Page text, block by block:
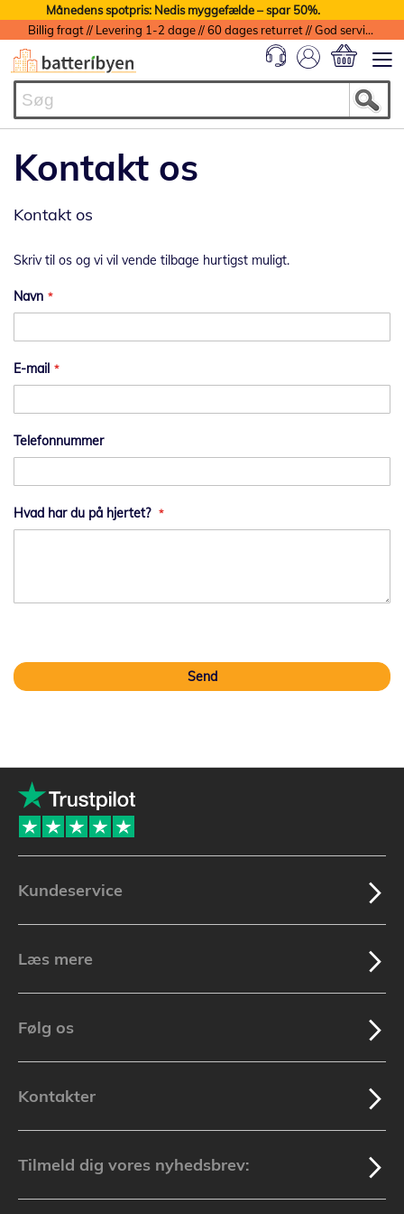
Månedens spotpris: Nedis myggefælde – spar 50%.
Billig fragt // Levering 1-2 dage // 60 dages returret // God service med garanti
Kontakt os
Kontakt os
Skriv til os og vi vil vende tilbage hurtigst muligt.
Navn
E-mail
Telefonnummer
Hvad har du på hjertet?
Send
Kundeservice
Læs mere
Følg os
Kontakter
Tilmeld dig vores nyhedsbrev: